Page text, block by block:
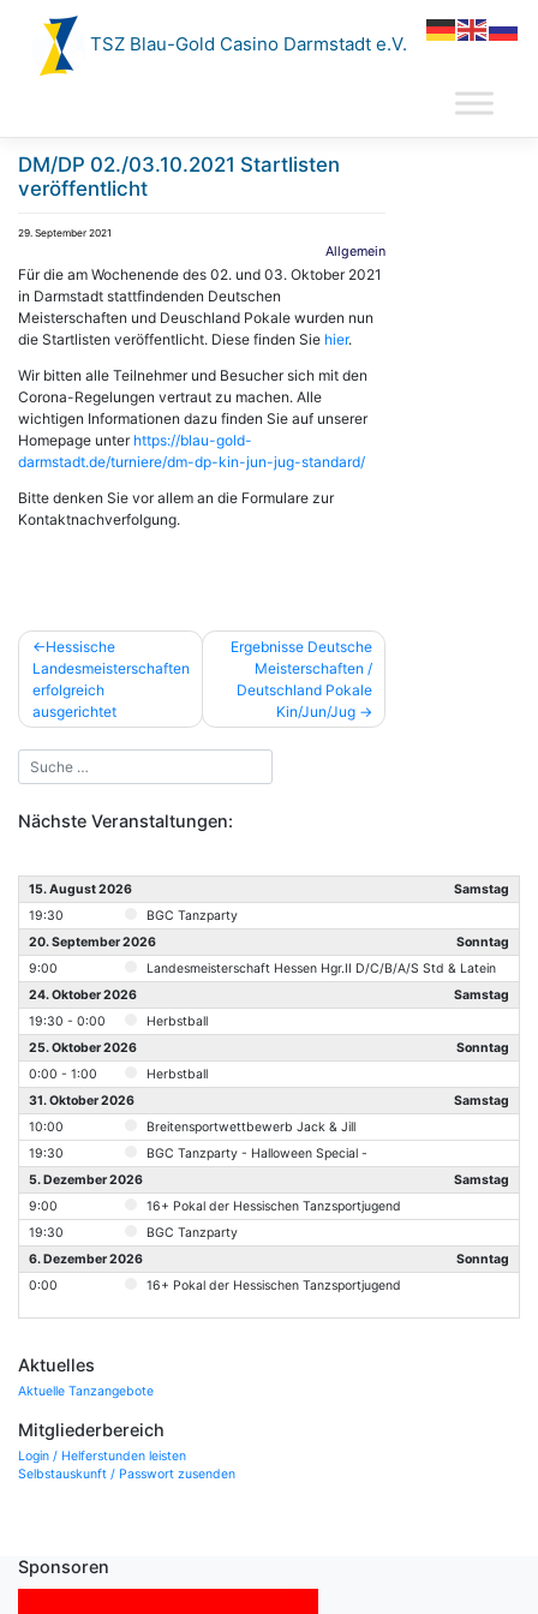
springen
TSZ Blau-Gold Casino Darmstadt e.V.
Nächste Veranstaltungen:
15. August 2026
Samstag
19:30
BGC Tanzparty
20. September 2026
Sonntag
9:00
Landesmeisterschaft Hessen Hgr.II D/C/B/A/S Std & Latein
24. Oktober 2026
Samstag
19:30 - 0:00
Herbstball
25. Oktober 2026
Sonntag
0:00 - 1:00
Herbstball
31. Oktober 2026
Samstag
10:00
Breitensportwettbewerb Jack & Jill
19:30
BGC Tanzparty - Halloween Special -
5. Dezember 2026
Samstag
9:00
16+ Pokal der Hessischen Tanzsportjugend
19:30
BGC Tanzparty
6. Dezember 2026
Sonntag
0:00
16+ Pokal der Hessischen Tanzsportjugend
Aktuelles
Aktuelle Tanzangebote
Mitgliederbereich
Login / Helferstunden leisten
Selbstauskunft / Passwort zusenden
DM/DP 02./03.10.2021 Startlisten
veröffentlicht
29. September 2021
Allgemein
Für die am Wochenende des 02. und 03. Oktober 2021
in Darmstadt stattfindenden Deutschen
Meisterschaften und Deuschland Pokale wurden nun
die Startlisten veröffentlicht. Diese finden Sie hier.
Wir bitten alle Teilnehmer und Besucher sich mit den
Corona-Regelungen vertraut zu machen. Alle
wichtigen Informationen dazu finden Sie auf unserer
Homepage unter https://blau-gold-
darmstadt.de/turniere/dm-dp-kin-jun-jug-standard/
Bitte denken Sie vor allem an die Formulare zur
Kontaktnachverfolgung.
Beitragsnavigation
Hessische
Landesmeisterschaften
erfolgreich
ausgerichtet
Ergebnisse Deutsche
Meisterschaften /
Deutschland Pokale
Kin/Jun/Jug
Sponsoren